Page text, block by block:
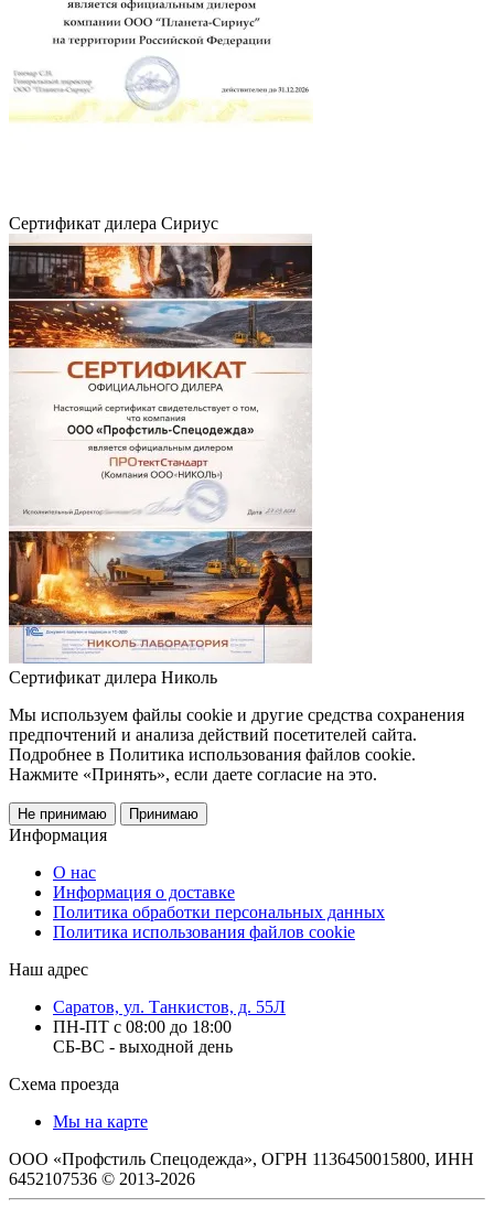
Сертификат дилера Сириус
Сертификат дилера Николь
Мы используем файлы cookie и другие средства сохранения
предпочтений и анализа действий посетителей сайта.
Подробнее в Политика использования файлов cookie.
Нажмите «Принять», если даете согласие на это.
Не принимаю Принимаю
Информация
О нас
Информация о доставке
Политика обработки персональных данных
Политика использования файлов cookie
Наш адрес
Саратов, ул. Танкистов, д. 55Л
ПН-ПТ с 08:00 до 18:00
СБ-ВС - выходной день
Схема проезда
Мы на карте
ООО «Профстиль Спецодежда», ОГРН 1136450015800, ИНН
6452107536 © 2013-2026